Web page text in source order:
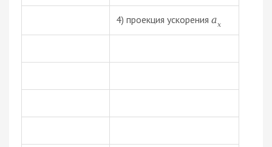
4) проекция ускорения ax